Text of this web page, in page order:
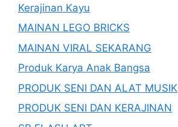
Kerajinan Kayu
MAINAN LEGO BRICKS
MAINAN VIRAL SEKARANG
Produk Karya Anak Bangsa
PRODUK SENI DAN ALAT MUSIK
PRODUK SENI DAN KERAJINAN